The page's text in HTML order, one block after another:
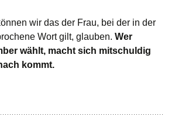
wir das der Frau, bei der in der
Wort gilt, glauben. Wer
wählt, macht sich mitschuldig
kommt.